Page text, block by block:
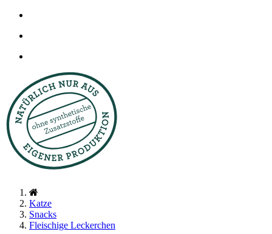
Katze
Snacks
Fleischige Leckerchen